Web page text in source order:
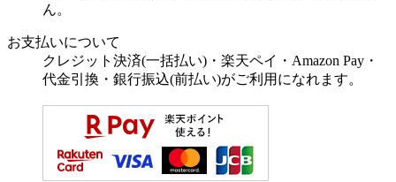
ん。
お支払いについて
クレジット決済(一括払い)・楽天ペイ・Amazon Pay・
代金引換・銀行振込(前払い)がご利用になれます。